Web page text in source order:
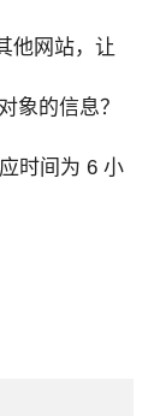
他网站，让
象的信息？
时间为 6 小